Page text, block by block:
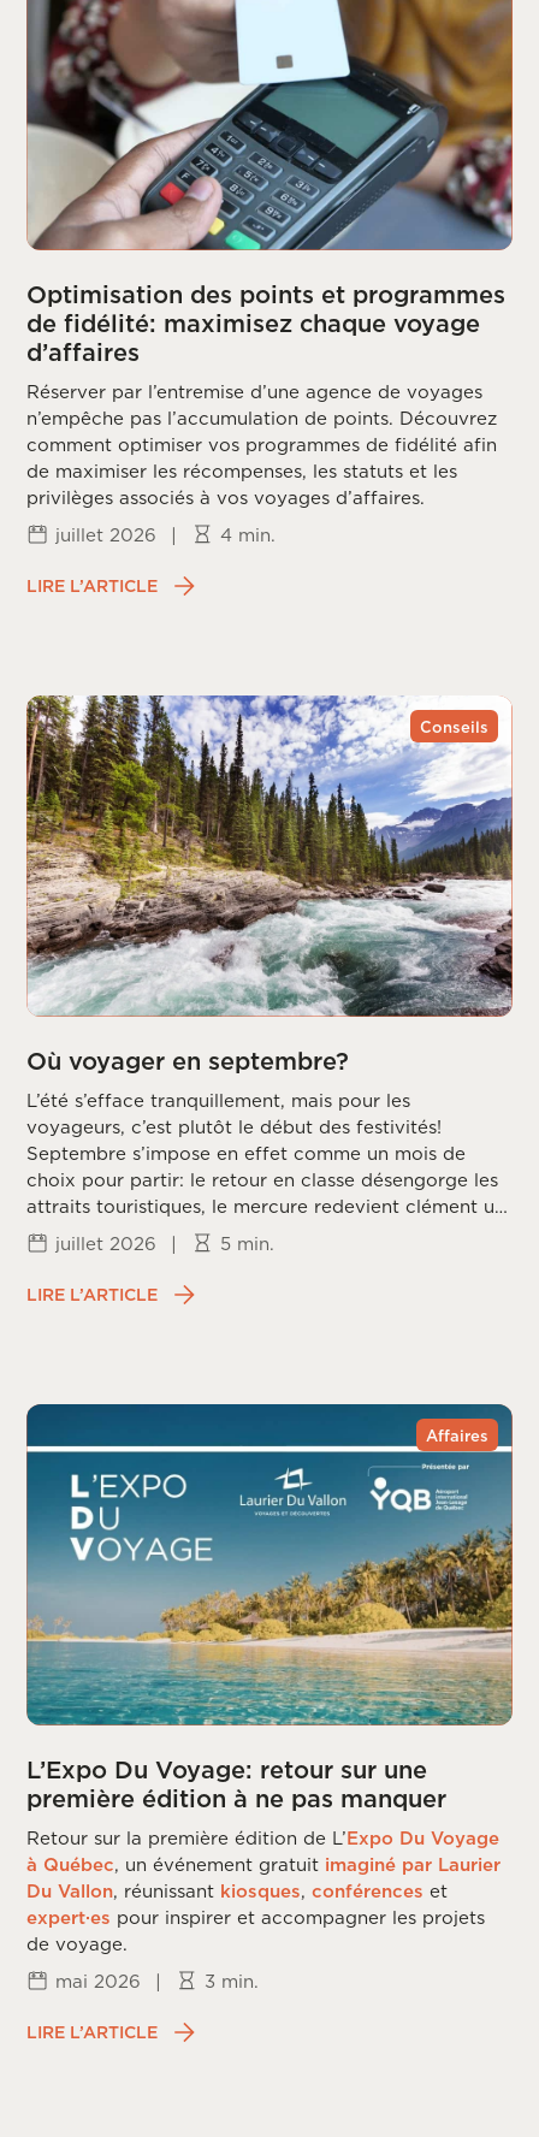
Optimisation des points et programmes
de fidélité: maximisez chaque voyage
d’affaires
Réserver par l’entremise d’une agence de voyages
n’empêche pas l’accumulation de points. Découvrez
comment optimiser vos programmes de fidélité afin
de maximiser les récompenses, les statuts et les
privilèges associés à vos voyages d’affaires.
juillet 2026
| 4 min.
LIRE L’ARTICLE
Conseils
Où voyager en septembre?
L’été s’efface tranquillement, mais pour les
voyageurs, c’est plutôt le début des festivités!
Septembre s’impose en effet comme un mois de
choix pour partir: le retour en classe désengorge les
attraits touristiques, le mercure redevient clément un
peu partout sur la planète, et les prix redescendent
une fois la frénésie estivale passée. Reste à choisir la
bonne destination, puisque chaque coin du monde
vit ce mois différemment, entre saison des ouragans,
juillet 2026 | 5 min.
LIRE L’ARTICLE
Affaires
L’Expo Du Voyage: retour sur une
première édition à ne pas manquer
Retour sur la première édition de L’Expo Du Voyage
à Québec, un événement gratuit imaginé par Laurier
Du Vallon, réunissant kiosques,conférences et
expert·es pour inspirer et accompagner les projets
de voyage.
mai 2026
| 3 min.
LIRE L’ARTICLE